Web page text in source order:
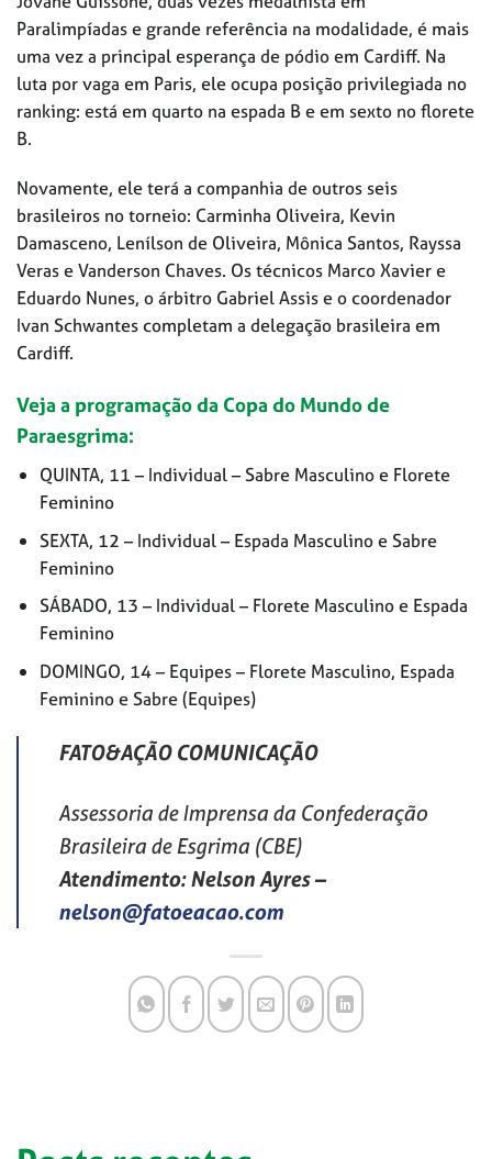
Paralimpíadas e grande referência na modalidade, é mais
uma vez a principal esperança de pódio em Cardiff. Na
luta por vaga em Paris, ele ocupa posição privilegiada no
ranking: está em quarto na espada B e em sexto no florete
B.
Novamente, ele terá a companhia de outros seis
brasileiros no torneio: Carminha Oliveira, Kevin
Damasceno, Lenílson de Oliveira, Mônica Santos, Rayssa
Veras e Vanderson Chaves. Os técnicos Marco Xavier e
Eduardo Nunes, o árbitro Gabriel Assis e o coordenador
Ivan Schwantes completam a delegação brasileira em
Cardiff.
Veja a programação da Copa do Mundo de
Paraesgrima:
QUINTA, 11 – Individual – Sabre Masculino e Florete
Feminino
SEXTA, 12 – Individual – Espada Masculino e Sabre
Feminino
SÁBADO, 13 – Individual – Florete Masculino e Espada
Feminino
DOMINGO, 14 – Equipes – Florete Masculino, Espada
Feminino e Sabre (Equipes)
FATO&AÇÃO COMUNICAÇÃO
Assessoria de Imprensa da Confederação
Brasileira de Esgrima (CBE)
Atendimento: Nelson Ayres–
nelson@fatoeacao.com